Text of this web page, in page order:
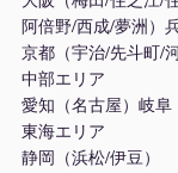
阿倍野/西成/夢洲）
京都（宇治/先斗町/
中部エリア
愛知（名古屋）岐阜
東海エリア
静岡（浜松/伊豆）